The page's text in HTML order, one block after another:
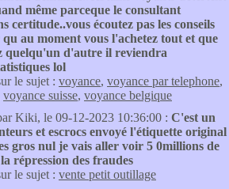
même parceque le consultant
certitude..vous écoutez pas les conseils
au moment vous l'achetez tout et que
quelqu'un d'autre il reviendra
lol
le sujet : voyance, voyance par telephone,
voyance suisse, voyance belgique
Kiki, le 09-12-2023 10:36:00 : C'est un
et escrocs envoyé l'étiquette original
gros nul je vais aller voir 5 0millions de
répression des fraudes
le sujet : vente petit outillage